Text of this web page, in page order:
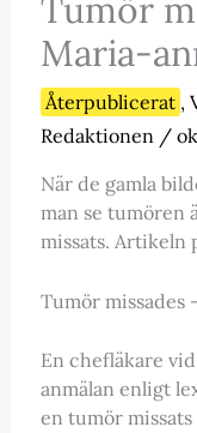
Tumör
Maria-
Återpublicerat ,
Redaktionen /
När de gamla
man se tumören
missats. Artikeln
Tumör missades
En chefläkare
anmälan enligt
en tumör